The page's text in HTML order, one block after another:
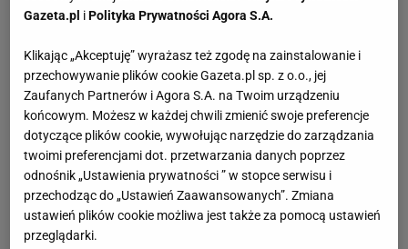
Gazeta.pl iPolityka Prywatności Agora S.A.
Klikając „Akceptuję” wyrażasz też zgodę na zainstalowanie i
przechowywanie plików cookie Gazeta.pl sp. z o.o., jej
Zaufanych Partnerów i Agora S.A. na Twoim urządzeniu
końcowym. Możesz w każdej chwili zmienić swoje preferencje
dotyczące plików cookie, wywołując narzędzie do zarządzania
twoimi preferencjami dot. przetwarzania danych poprzez
odnośnik „Ustawienia prywatności ” w stopce serwisu i
przechodząc do „Ustawień Zaawansowanych”. Zmiana
ustawień plików cookie możliwa jest także za pomocą ustawień
przeglądarki.